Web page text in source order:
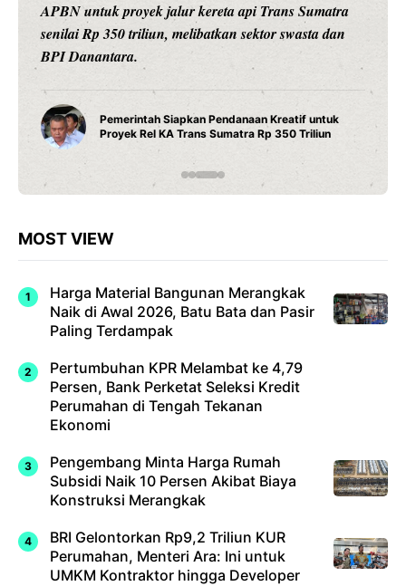
APBN untuk proyek jalur kereta api Trans Sumatra
senilai Rp 350 triliun, melibatkan sektor swasta dan
BPI Danantara.
Pemerintah Siapkan Pendanaan Kreatif untuk
Proyek Rel KA Trans Sumatra Rp 350 Triliun
MOST VIEW
Harga Material Bangunan Merangkak
Naik di Awal 2026, Batu Bata dan Pasir
Paling Terdampak
Pertumbuhan KPR Melambat ke 4,79
Persen, Bank Perketat Seleksi Kredit
Perumahan di Tengah Tekanan
Ekonomi
Pengembang Minta Harga Rumah
Subsidi Naik 10 Persen Akibat Biaya
Konstruksi Merangkak
BRI Gelontorkan Rp9,2 Triliun KUR
Perumahan, Menteri Ara: Ini untuk
UMKM Kontraktor hingga Developer